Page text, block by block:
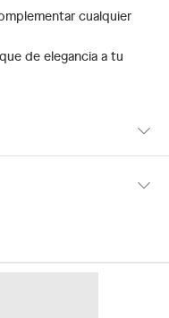
cualquier
de elegancia a tu
con plazos
que no se pueden